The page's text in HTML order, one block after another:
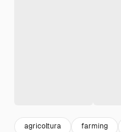
agricoltura farming